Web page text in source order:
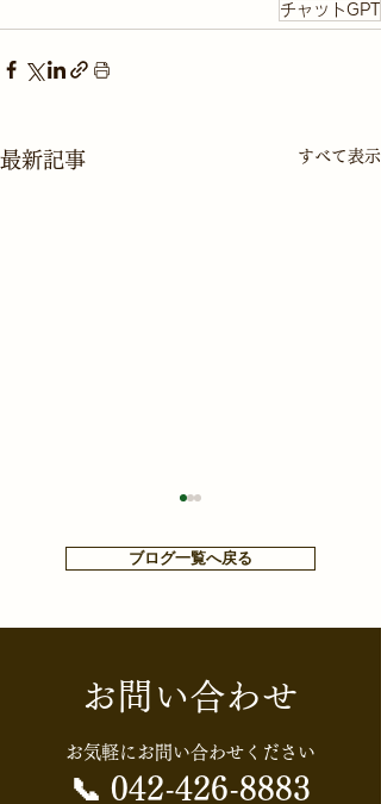
チャットGPT
最新記事 すべて表示
【知らないと損する⁉お金
や税金ニュース】【消費
税】食料品の消費税はど
ブログ一覧へ戻る
お問い合わせ
お気軽にお問い合わせください
📞 042-426-8883